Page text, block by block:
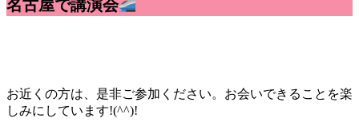
名古屋で講演会
お近くの方は、是非ご参加ください。お会いできることを楽
しみにしています!(^^)!